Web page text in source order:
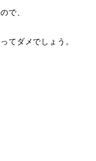
ので、
てダメでしょう。